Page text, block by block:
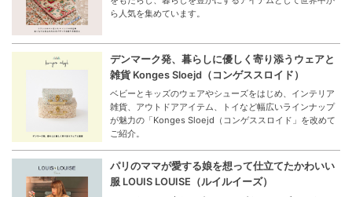
ら人気を集めています。
デンマーク発、暮らしに優しく寄り添うウェアと
雑貨 Konges Sloejd（コンゲススロイド）
ベビーとキッズのウェアやシューズをはじめ、インテリア
雑貨、アウトドアアイテム、トイなど幅広いラインナップ
が魅力の「Konges Sloejd（コンゲススロイド」を改めて
ご紹介。
パリのママが愛する娘を想って仕立てたかわいい
服 LOUIS LOUISE（ルイルイーズ）